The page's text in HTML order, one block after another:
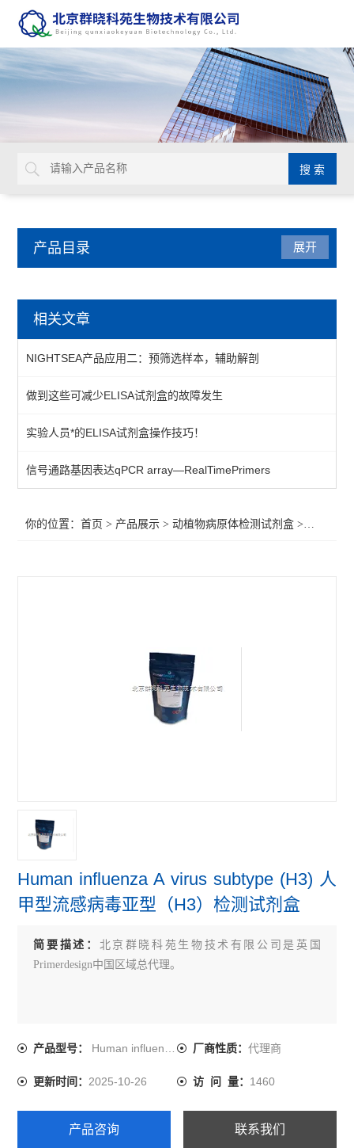
产品目录
primerdesign生物威胁检测试剂盒
primerdesign其他病原体检测试剂盒
植物病原体/病原菌检测试剂
primerdesign水源致病菌检测试剂盒
primerdesign病原体检测试剂试剂盒
primerdesign羊病原体检测试剂盒
primerdesign牛病原体检测试剂盒
展开
相关文章
NIGHTSEA产品应用二：预筛选样本，辅助解剖
做到这些可减少ELISA试剂盒的故障发生
实验人员*的ELISA试剂盒操作技巧！
信号通路基因表达qPCR array—RealTimePrimers
你的位置：首页 > 产品展示 >动植物病原体检测试剂盒 >
Human influenza A virus subtype (H3) 人
甲型流感病毒亚型（H3）检测试剂盒
简要描述： 北京群晓科苑生物技术有限公司是英国
Primerdesign中国区域总代理。
产品型号： Human influenza A virus subtype (H3) 厂商性质： 代理商
更新时间：2025-10-26 访 问 量： 1460
产品咨询 联系我们